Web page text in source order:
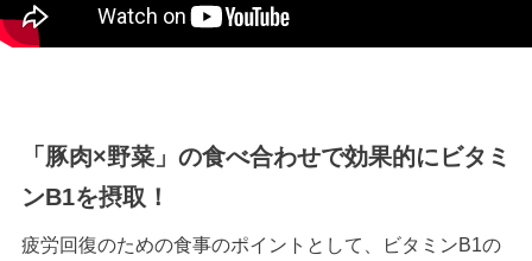
「豚肉×野菜」の食べ合わせで効果的にビタミ
ンB1を摂取！
疲労回復のための食事のポイントとして、ビタミンB1の